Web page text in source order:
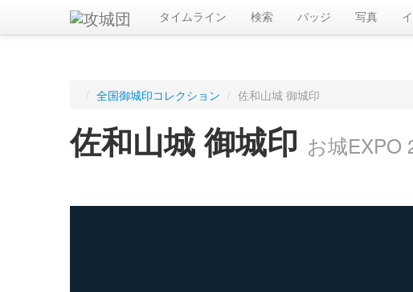
タイムライン 検索 バッジ 写真
/ 全国御城印コレクション / 佐和山城 御城印
佐和山城 御城印 お城EXPO